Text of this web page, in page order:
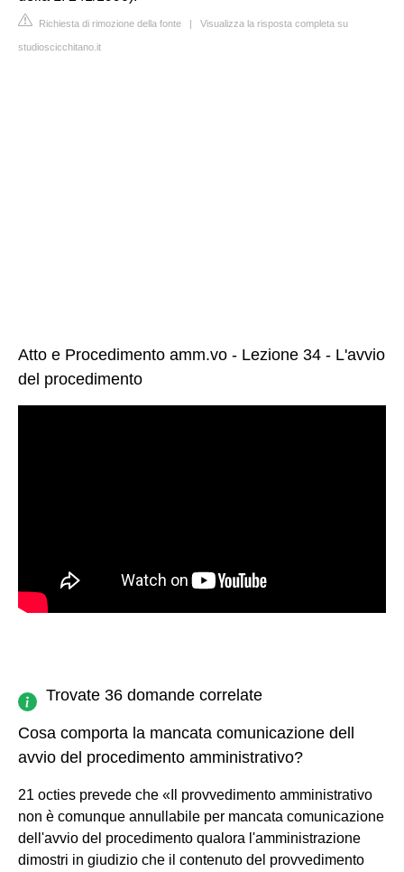
Richiesta di rimozione della fonte | Visualizza la risposta completa su
studioscicchitano.it
Atto e Procedimento amm.vo - Lezione 34 - L'avvio
del procedimento
Trovate 36 domande correlate
Cosa comporta la mancata comunicazione dell
avvio del procedimento amministrativo?
21 octies prevede che «Il provvedimento amministrativo
non è comunque annullabile per mancata comunicazione
dell'avvio del procedimento qualora l'amministrazione
dimostri in giudizio che il contenuto del provvedimento